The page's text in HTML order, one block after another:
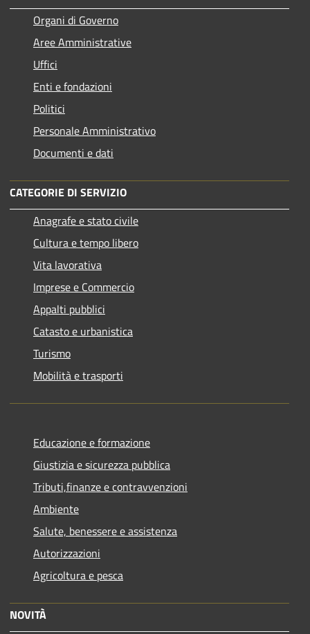
Organi di Governo
Aree Amministrative
Uffici
Enti e fondazioni
Politici
Personale Amministrativo
Documenti e dati
CATEGORIE DI SERVIZIO
Anagrafe e stato civile
Cultura e tempo libero
Vita lavorativa
Imprese e Commercio
Appalti pubblici
Catasto e urbanistica
Turismo
Mobilità e trasporti
Educazione e formazione
Giustizia e sicurezza pubblica
Tributi,finanze e contravvenzioni
Ambiente
Salute, benessere e assistenza
Autorizzazioni
Agricoltura e pesca
NOVITÀ